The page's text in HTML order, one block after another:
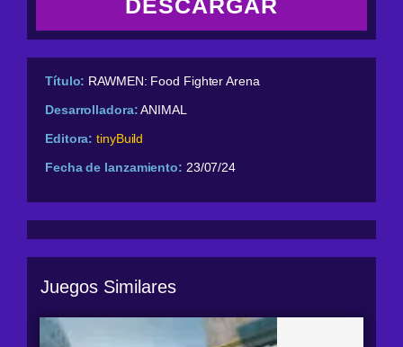
DESCARGAR
Título: RAWMEN: Food Fighter Arena
Desarrolladora: ANIMAL
Editora: tinyBuild
Fecha de lanzamiento: 23/07/24
Juegos Similares